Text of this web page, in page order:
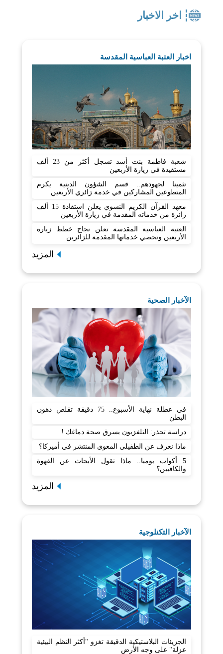
اخر الاخبار
اخبار العتبة العباسية المقدسة
شعبة فاطمة بنت أسد تسجل أكثر من 23 ألف
مستفيدة في زيارة الأربعين
تثمينا لجهودهم.. قسم الشؤون الدينية يكرم
المتطوعين المشاركين في خدمة زائري الأربعين
معهد القرآن الكريم النسوي يعلن استفادة 15 ألف
زائرة من خدماته المقدمة في زيارة الأربعين
العتبة العباسية المقدسة تعلن نجاح خطط زيارة
الأربعين وتحصي خدماتها المقدمة للزائرين
المزيد
الآخبار الصحية
في عطلة نهاية الأسبوع.. 75 دقيقة تقلص دهون
البطن
دراسة تحذر: التلفزيون يسرق صحة دماغك !
ماذا نعرف عن الطفيلي المعوي المنتشر في أميركا؟
5 أكواب يوميا.. ماذا تقول الأبحاث عن القهوة
والكافيين؟
المزيد
الآخبار التكنلوجية
الجزيئات البلاستيكية الدقيقة تغزو "أكثر النظم البيئية
عزلة" على وجه الأرض